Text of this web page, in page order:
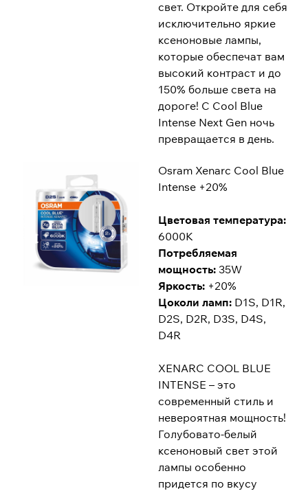
свет. Откройте для себя
исключительно яркие
ксеноновые лампы,
которые обеспечат вам
высокий контраст и до
150% больше света на
дороге! С Cool Blue
Intense Next Gen ночь
превращается в день.
Osram Xenarc Cool Blue
Intense +20%
Цветовая температура:
6000K
Потребляемая
мощность: 35W
Яркость: +20%
Цоколи ламп: D1S, D1R,
D2S, D2R, D3S, D4S,
D4R
XENARC COOL BLUE
INTENSE – это
современный стиль и
невероятная мощность!
Голубовато-белый
ксеноновый свет этой
лампы особенно
придется по вкусу